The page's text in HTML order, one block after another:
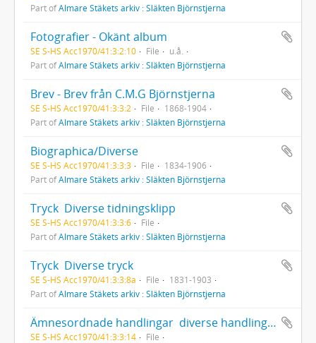
Part ofAlmare Stäkets arkiv : Släkten Björnstjerna
Fotografier - Okänt album
SE S-HS Acc1970/41:3:2:10 File
u.å.
Part ofAlmare Stäkets arkiv : Släkten Björnstjerna
Brev - Brev från C.M.G Björnstjerna
SE S-HS Acc1970/41:3:3:2 File
1868-1904
Part ofAlmare Stäkets arkiv : Släkten Björnstjerna
Biographica/Diverse
SE S-HS Acc1970/41:3:3:3 File
1834-1906
Part ofAlmare Stäkets arkiv : Släkten Björnstjerna
Tryck  Diverse tidningsklipp
SE S-HS Acc1970/41:3:3:6
File
Part ofAlmare Stäkets arkiv : Släkten Björnstjerna
Tryck  Diverse tryck
SE S-HS Acc1970/41:3:3:8a File
1831-1903
Part ofAlmare Stäkets arkiv : Släkten Björnstjerna
Ämnesordnade handlingar  diverse handlingar rörande Inrikespolitisk verksamhet  Byggnationer och monument
SE S-HS Acc1970/41:3:3:14
File